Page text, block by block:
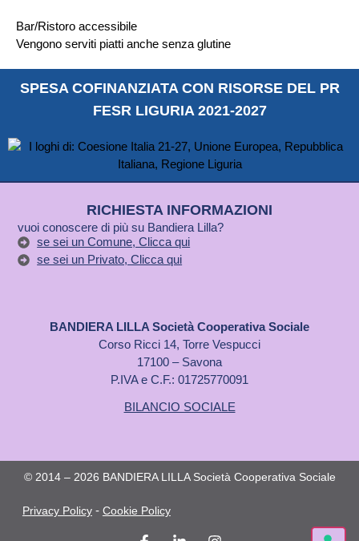
Bar/Ristoro accessibile
Vengono serviti piatti anche senza glutine
SPESA COFINANZIATA CON RISORSE DEL PR
FESR LIGURIA 2021-2027
RICHIESTA INFORMAZIONI
vuoi conoscere di più su Bandiera Lilla?
se sei un Comune, Clicca qui
se sei un Privato, Clicca qui
BANDIERA LILLA Società Cooperativa Sociale
Corso Ricci 14, Torre Vespucci
17100 – Savona
P.IVA e C.F.: 01725770091
BILANCIO SOCIALE
© 2014 – 2026 BANDIERA LILLA Società Cooperativa Sociale
Privacy Policy - Cookie Policy